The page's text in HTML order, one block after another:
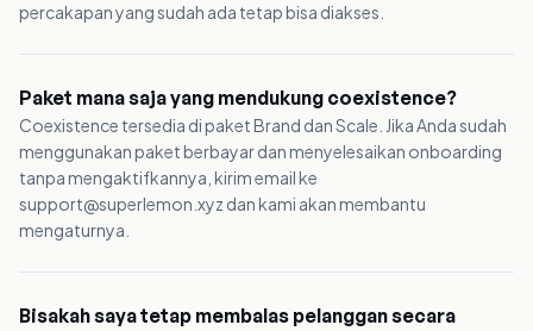
percakapan yang sudah ada tetap bisa diakses.
Paket mana saja yang mendukung coexistence?
Coexistence tersedia di paket Brand dan Scale. Jika Anda sudah
menggunakan paket berbayar dan menyelesaikan onboarding
tanpa mengaktifkannya, kirim email ke
support@superlemon.xyz dan kami akan membantu
mengaturnya.
Bisakah saya tetap membalas pelanggan secara